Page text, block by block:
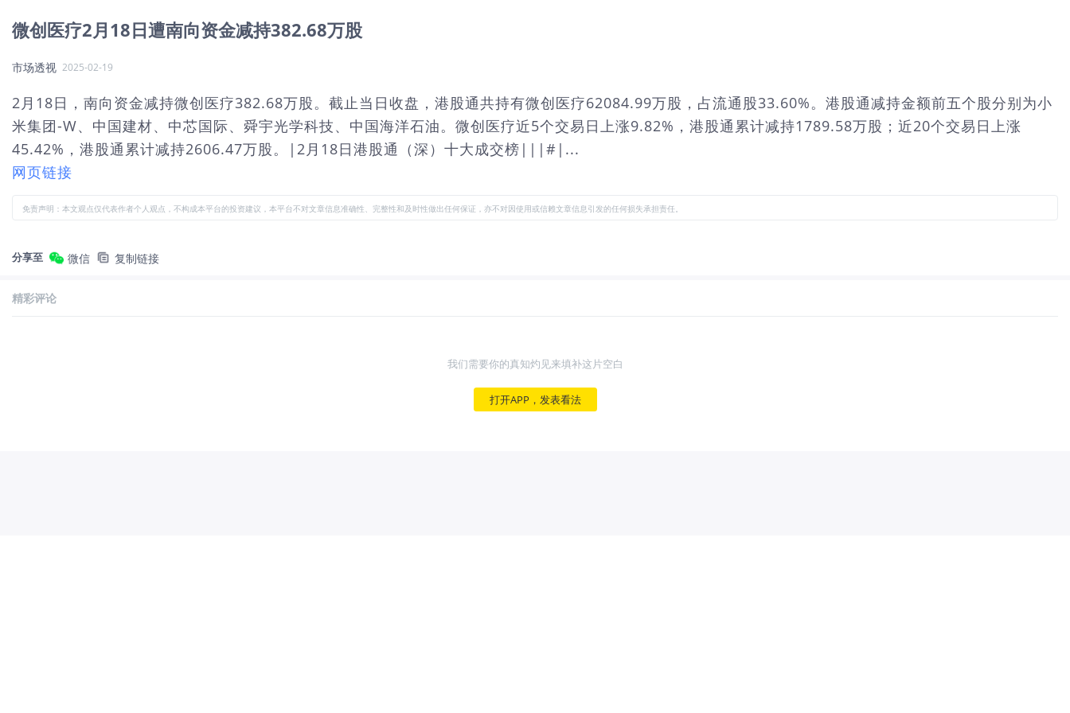
微创医疗2月18日遭南向资金减持382.68万股
市场透视 2025-02-19
2月18日，南向资金减持微创医疗382.68万股。截止当日收盘，港股通共持有微创医疗62084.99万股，占流通股33.60%。港股通减持金额前五个股分别为小
米集团-W、中国建材、中芯国际、舜宇光学科技、中国海洋石油。微创医疗近5个交易日上涨9.82%，港股通累计减持1789.58万股；近20个交易日上涨
45.42%，港股通累计减持2606.47万股。|2月18日港股通（深）十大成交榜|||#|...
网页链接
免责声明：本文观点仅代表作者个人观点，不构成本平台的投资建议，本平台不对文章信息准确性、完整性和及时性做出任何保证，亦不对因使用或信赖文章信息引发的任何损失承担责任。
分享至 微信 复制链接
精彩评论
我们需要你的真知灼见来填补这片空白
打开APP，发表看法